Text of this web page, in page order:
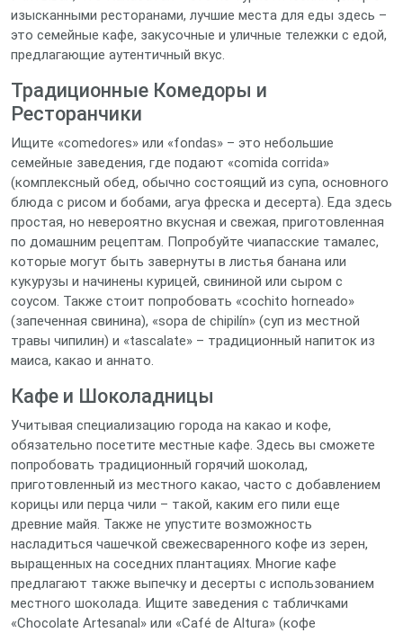
изысканными ресторанами, лучшие места для еды здесь –
это семейные кафе, закусочные и уличные тележки с едой,
предлагающие аутентичный вкус.
Традиционные Комедоры и
Ресторанчики
Ищите «comedores» или «fondas» – это небольшие
семейные заведения, где подают «comida corrida»
(комплексный обед, обычно состоящий из супа, основного
блюда с рисом и бобами, агуа фреска и десерта). Еда здесь
простая, но невероятно вкусная и свежая, приготовленная
по домашним рецептам. Попробуйте чиапасские тамалес,
которые могут быть завернуты в листья банана или
кукурузы и начинены курицей, свининой или сыром с
соусом. Также стоит попробовать «cochito horneado»
(запеченная свинина), «sopa de chipilín» (суп из местной
травы чипилин) и «tascalate» – традиционный напиток из
маиса, какао и аннато.
Кафе и Шоколадницы
Учитывая специализацию города на какао и кофе,
обязательно посетите местные кафе. Здесь вы сможете
попробовать традиционный горячий шоколад,
приготовленный из местного какао, часто с добавлением
корицы или перца чили – такой, каким его пили еще
древние майя. Также не упустите возможность
насладиться чашечкой свежесваренного кофе из зерен,
выращенных на соседних плантациях. Многие кафе
предлагают также выпечку и десерты с использованием
местного шоколада. Ищите заведения с табличками
«Chocolate Artesanal» или «Café de Altura» (кофе